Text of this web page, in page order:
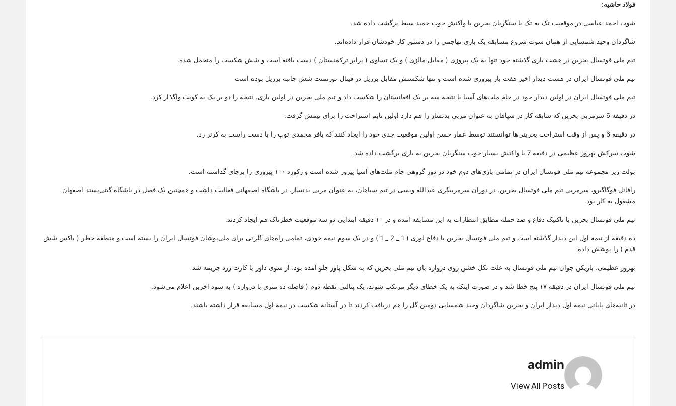
فولاد حاشیه:
شوت احمد عباسی در موقعیت تک به تک با سنگربان بحرین با واکنش خوب حمید سبط برگشت داده شد.
شاگردان وحید شمسایی از همان سوت شروع مسابقه یک بازی تهاجمی را در دستور کار خودشان قرار داده‌اند.
تیم ملی فوتسال بحرین در هشت بازی گذشته خود تنها به یک پیروزی ( مقابل مالزی ) و یک تساوی ( برابر ترکمنستان ) دست یافته است و شش شکست را متحمل شده.
تیم ملی فوتسال ایران در هشت دیدار اخیر هفت بار پیروزی شده است و تنها شکستش مقابل برزیل در فینال تورنمنت شش جانبه برزیل بوده است
تیم ملی فوتسال ایران در اولین دیدار خود در جام ملت‌های آسیا با نتیجه سه بر یک افغانستان را شکست داد و تیم ملی بحرین در اولین بازی، نتیجه را دو بر یک به کویت واگذار کرد.
در دقیقه 6 سرمربی بحرین که سابقه کار در سپاهان به عنوان مربی بدنساز را هم دارد اولین تایم استراحت را برای تیمش گرفت.
در دقیقه 6 و پس از وقت استراحت بحرینی‌ها توانستند توسط عمار حسن اولین موقعیت جدی خود را ایجاد کنند که باقر محمدی توپ را با دست راست به کرنر زد.
شوت سرکش بهروز عظیمی در دقیقه 7 با واکنش بسیار خوب سنگربان بحرین به بازی برگشت داده شد.
بولت زیر مجموعه تیم ملی فوتسال ایران در تمامی بازی‌های دوم خود در دور گروهی جام ملت‌های آسیا پیروز شده است و رکورد ۱۰۰ پیروزی را برجای گذاشته است.
رافائل فوگاگیرو، سرمربی تیم ملی فوتسال بحرین، در دوران سرمربیگری عبدالله ویسی در تیم سپاهان، به عنوان مربی بدنساز، در باشگاه اصفهانی فعالیت داشت و همچنین یک فصل در باشگاه گیتی‌پسند اصفهان
مشغول به کار بود.
تیم ملی فوتسال بحرین با تاکتیک دفاع و ضد حمله مطابق انتظارات به این مسابقه آمده و در ۱۰ دقیقه ابتدایی دو سه موقعیت خطرناک هم ایجاد کردند.
ده دقیقه از نیمه اول این دیدار گذشته است و تیم ملی فوتسال بحرین با دفاع لوزی ( 1 _ 2 _ 1 ) و در یک سوم نیمه خودی، تمامی راه‌های گلزنی برای ملی‌پوشان فوتسال ایران را بسته است و منطقه‌ خطر ( باکس شش
قدم ) را پوشش داده
بهروز عظیمی، بازیکن جوان تیم ملی فوتسال به علت تکل خشن روی دروازه بان تیم ملی بحرین که به شکل پاور جلو آمده بود، از سوی داور با کارت زرد جریمه شد
تیم ملی فوتسال ایران در دقیقه ۱۷ پنج خطا شد و در صورت اینکه به یک خطای دیگر مرتکب شوند، یک پنالتی نقطه دوم ( فاصله ده متری با دروازه ) به سود آخرین اعلام می‌شود.
در ثانیه‌های پایانی نیمه اول دیدار ایران و بحرین شاگردان وحید شمسایی دومین گل را هم دریافت کردند تا در آستانه شکست در نیمه اول مسابقه قرار داشته باشند.
admin
View All Posts